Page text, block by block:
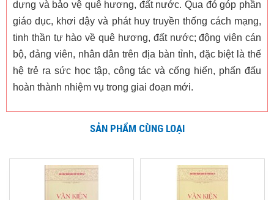
dựng và bảo vệ quê hương, đất nước. Qua đó góp phần
giáo dục, khơi dậy và phát huy truyền thống cách mạng,
tinh thần tự hào về quê hương, đất nước; động viên cán
bộ, đảng viên, nhân dân trên địa bàn tỉnh, đặc biệt là thế
hệ trẻ ra sức học tập, công tác và cống hiến, phấn đấu
hoàn thành nhiệm vụ trong giai đoạn mới.
SẢN PHẨM CÙNG LOẠI